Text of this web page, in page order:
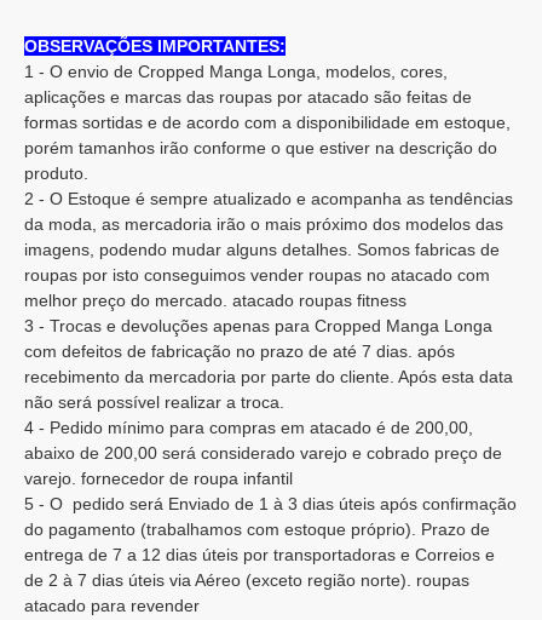
OBSERVAÇÕES IMPORTANTES:
1 - O envio de Cropped Manga Longa, modelos, cores,
aplicações e marcas das roupas por atacado são feitas de
formas sortidas e de acordo com a disponibilidade em estoque,
porém tamanhos irão conforme o que estiver na descrição do
produto.
2 - O Estoque é sempre atualizado e acompanha as tendências
da moda, as mercadoria irão o mais próximo dos modelos das
imagens, podendo mudar alguns detalhes. Somos fabricas de
roupas por isto conseguimos vender roupas no atacado com
melhor preço do mercado. atacado roupas fitness
3 - Trocas e devoluções apenas para Cropped Manga Longa
com defeitos de fabricação no prazo de até 7 dias. após
recebimento da mercadoria por parte do cliente. Após esta data
não será possível realizar a troca.
4 - Pedido mínimo para compras em atacado é de 200,00,
abaixo de 200,00 será considerado varejo e cobrado preço de
varejo. fornecedor de roupa infantil
5 - O pedido será Enviado de 1 à 3 dias úteis após confirmação
do pagamento (trabalhamos com estoque próprio). Prazo de
entrega de 7 a 12 dias úteis por transportadoras e Correios e
de 2 à 7 dias úteis via Aéreo (exceto região norte). roupas
atacado para revender